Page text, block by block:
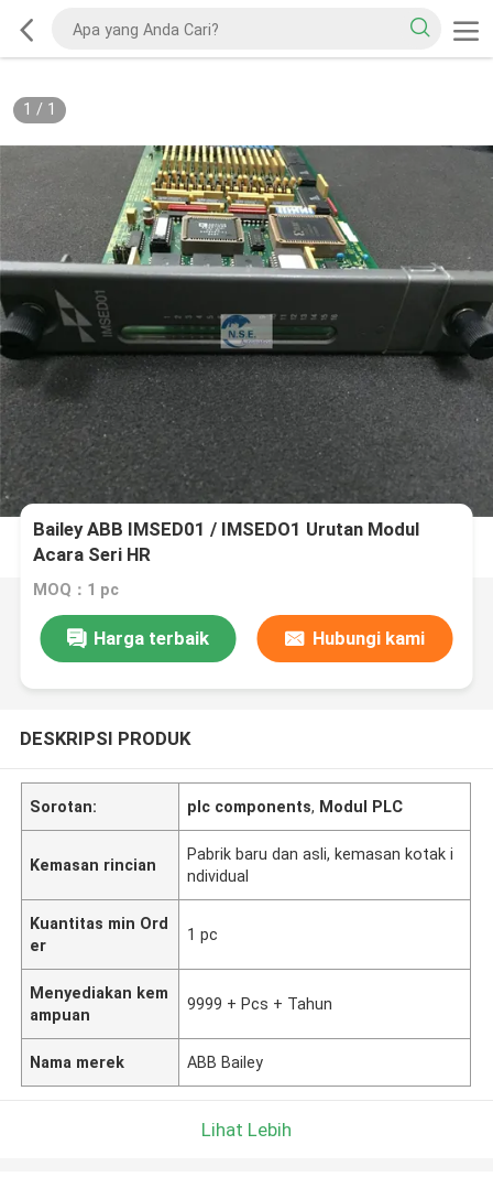
1 / 1
Bailey ABB IMSED01 / IMSEDO1 Urutan Modul
Acara Seri HR
MOQ：1 pc
Harga terbaik Hubungi kami
DESKRIPSI PRODUK
Sorotan: plc components, Modul PLC
Kemasan rincian
Pabrik baru dan asli, kemasan kotak i
ndividual
Kuantitas min Ord
er
1 pc
Menyediakan kem
ampuan
9999 + Pcs + Tahun
Nama merek ABB Bailey
Lihat Lebih